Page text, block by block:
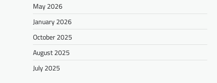
May 2026
January 2026
October 2025
August 2025
July 2025